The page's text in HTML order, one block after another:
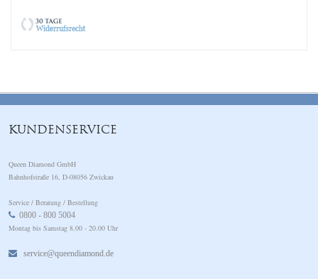
KUNDENSERVICE
Queen Diamond GmbH
Bahnhofstraße 16, D-08056 Zwickau
Service / Beratung / Bestellung
0800 - 800 5004
Montag bis Samstag 8.00 - 20.00 Uhr
service@queendiamond.de